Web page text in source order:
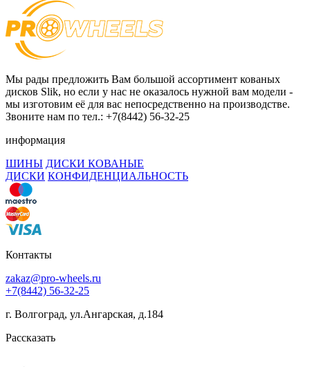
Мы рады предложить Вам большой ассортимент кованых
дисков Slik, но если у нас не оказалось нужной вам модели -
мы изготовим её для вас непосредственно на производстве.
Звоните нам по тел.: +7(8442) 56-32-25
информация
ШИНЫ ДИСКИ КОВАНЫЕ
ДИСКИ КОНФИДЕНЦИАЛЬНОСТЬ
Контакты
zakaz@pro-wheels.ru
+7(8442) 56-32-25
г. Волгоград, ул.Ангарская, д.184
Рассказать